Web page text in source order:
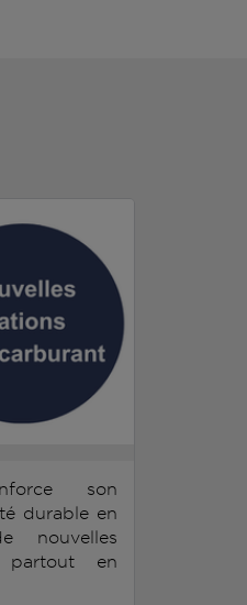
son
durable en
nouvelles
partout en